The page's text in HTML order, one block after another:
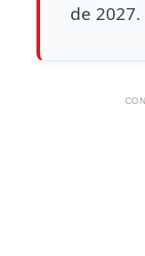
de 2027.